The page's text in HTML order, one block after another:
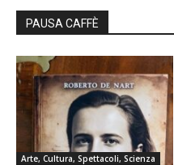
PAUSA CAFFÈ
Arte, Cultura, Spettacoli, Scienza